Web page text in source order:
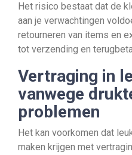
Het risico bestaat dat de
aan je verwachtingen
retourneren van items en
tot verzending en
Vertraging in
vanwege
problemen
Het kan voorkomen dat
maken krijgen met